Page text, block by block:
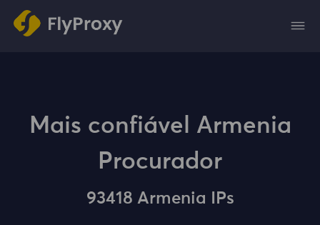
Mais confiável Armenia
Procurador
93418 Armenia IPs